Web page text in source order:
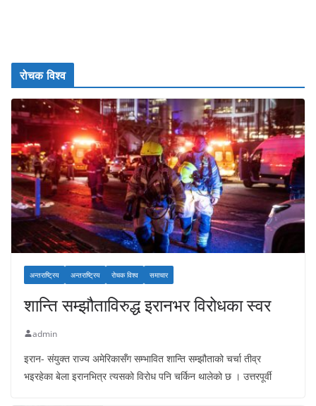
रोचक विश्व
अन्तराष्ट्रिय अन्तराष्ट्रिय रोचक विश्व समाचार
शान्ति सम्झौताविरुद्ध इरानभर विरोधका स्वर
admin
इरान- संयुक्त राज्य अमेरिकासँग सम्भावित शान्ति सम्झौताको चर्चा तीव्र
भइरहेका बेला इरानभित्र त्यसको विरोध पनि चर्किन थालेको छ । उत्तरपूर्वी